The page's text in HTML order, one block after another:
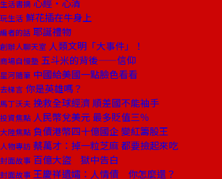
生活書摘 心經‧心清
玩生活 鮮花插在牛身上
編者的話 耶誕禮物
創辦人聊天室 人類文明「大事件」！
商場自慢塾 五斗米的背後——信仰
星河隨筆 中國給美國一點臉色看看
去梯言 你是英雄嗎？
馬丁沃夫 挽救全球經濟 順差國不能袖手
投資焦點 人民幣兌美元 最多貶值三％
大陸焦點 負債港幣四十億國企 變紅籌股王
人物專訪 蔡萬才：掉一粒芝麻 都要撿起來吃
封面故事 百億大盜 獄中告白
封面故事 王慶祥遺孀：人情債 你怎麼還？